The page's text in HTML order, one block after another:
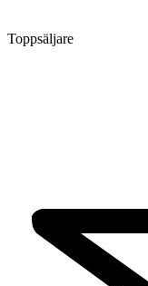
Toppsäljare